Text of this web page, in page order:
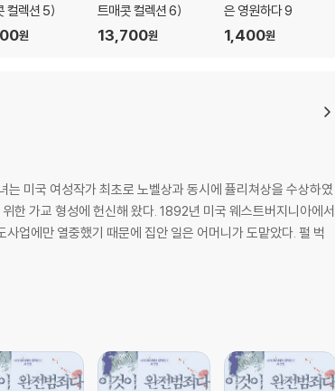
컬렉션 5)
원
트매콧 컬렉션 6)
13,700원
은 영원하다 9
1,400원
미국 여성작가 최초로 노벨상과 동시에 퓰리쳐상을 수상하였
. 1892년 미국 웨스트버지니아에서
업에만 열중했기 때문에 집안 일은 어머니가 도맡았다. 펄 벅